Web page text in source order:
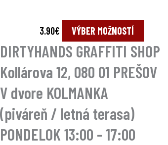
3.90€ VÝBER MOŽNOSTÍ
DIRTYHANDS GRAFFITI SHOP
Kollárova 12, 080 01 PREŠOV
V dvore KOLMANKA
(piváreň / letná terasa)
PONDELOK 13:00 - 17:00